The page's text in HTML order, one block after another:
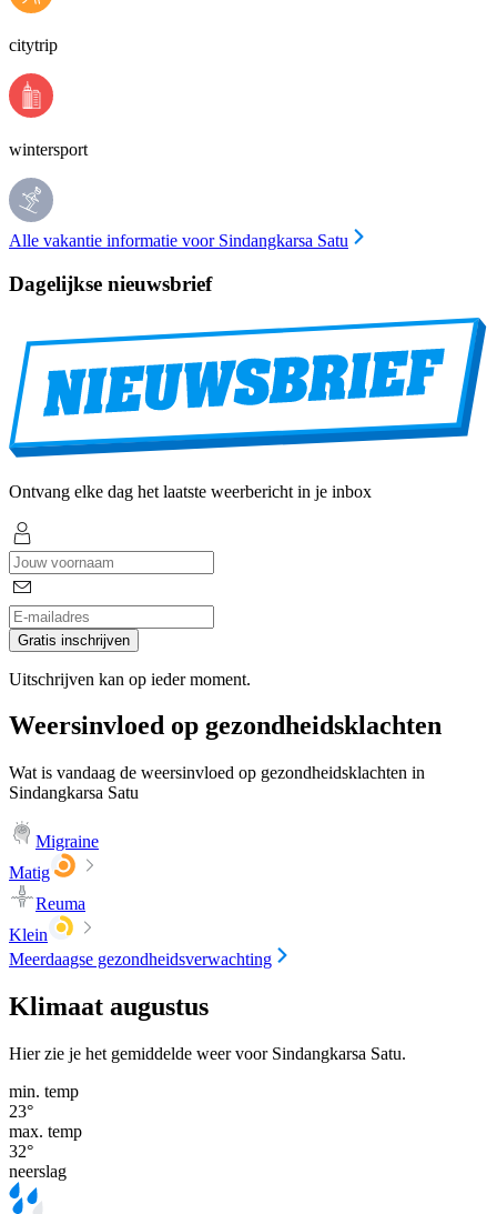
citytrip
wintersport
Alle vakantie informatie voor Sindangkarsa Satu
Dagelijkse nieuwsbrief
Ontvang elke dag het laatste weerbericht in je inbox
Gratis inschrijven
Uitschrijven kan op ieder moment.
Weersinvloed op gezondheidsklachten
Wat is vandaag de weersinvloed op gezondheidsklachten in
Sindangkarsa Satu
Migraine
Matig
Reuma
Klein
Meerdaagse gezondheidsverwachting
Klimaat augustus
Hier zie je het gemiddelde weer voor Sindangkarsa Satu.
min. temp
23°
max. temp
32°
neerslag